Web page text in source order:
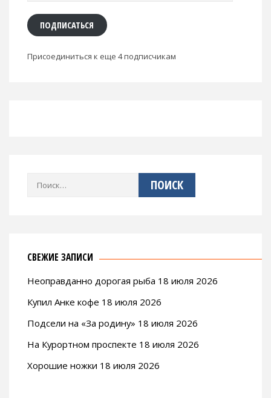
ПОДПИСАТЬСЯ
Присоединиться к еще 4 подписчикам
Найти:
СВЕЖИЕ ЗАПИСИ
Неоправданно дорогая рыба 18 июля 2026
Купил Анке кофе 18 июля 2026
Подсели на «За родину» 18 июля 2026
На Курортном проспекте 18 июля 2026
Хорошие ножки 18 июля 2026